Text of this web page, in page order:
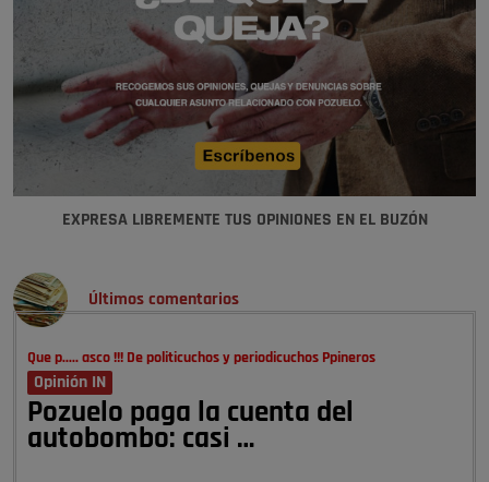
EXPRESA LIBREMENTE TUS OPINIONES EN EL BUZÓN
Últimos comentarios
Que p..... asco !!! De politicuchos y periodicuchos Ppineros
Opinión IN
Pozuelo paga la cuenta del
autobombo: casi …